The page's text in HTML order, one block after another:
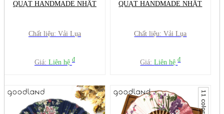
QUẠT HANDMADE NHẬT
Chất liệu: Vải Lụa
Giá: Liên hệ đ
QUẠT HANDMADE NHẬT
Chất liệu: Vải Lụa
Giá:Liên hệđ